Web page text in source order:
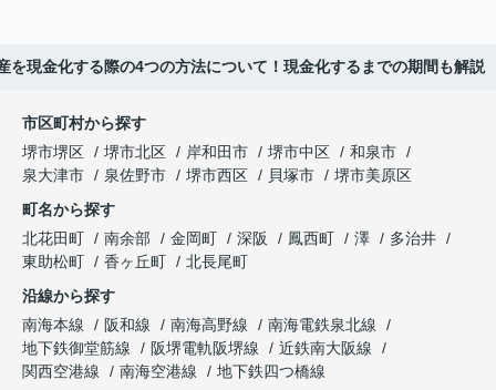
を現金化する際の4つの方法について！現金化するまでの期間も解説
市区町村から探す
堺市堺区
堺市北区 岸和田市 堺市中区
和泉市
泉大津市
泉佐野市 堺市西区 貝塚市
堺市美原区
町名から探す
北花田町
南余部 金岡町 深阪 鳳西町 澤
多治井
東助松町
香ヶ丘町
北長尾町
沿線から探す
南海本線
阪和線 南海高野線
南海電鉄泉北線
地下鉄御堂筋線
阪堺電軌阪堺線
近鉄南大阪線
関西空港線
南海空港線
地下鉄四つ橋線